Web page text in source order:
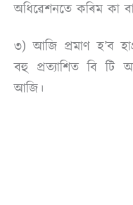
অধিৱেশনতে কৰিম কা
৩) আজি প্ৰমাণ হ’ব
বহু প্ৰত্যাশিত বি টি
আজি।